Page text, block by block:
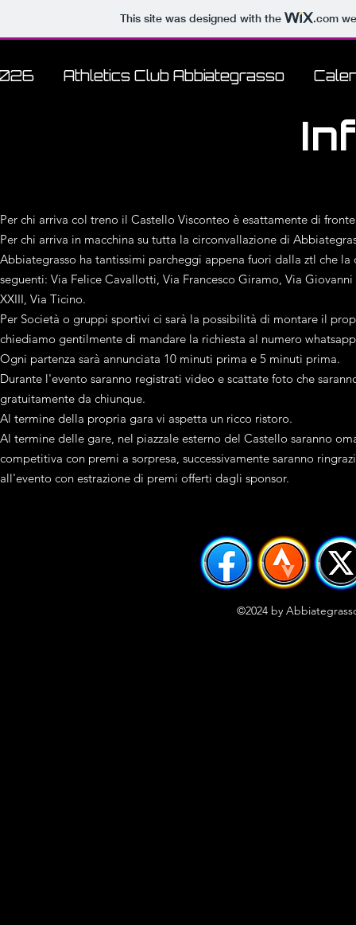
This site was designed with the .com
Athletics Club Abbiategrasso
Per chi arriva col treno il Castello Visconteo è esattamente di
Per chi arriva in macchina su tutta la circonvallazione di
Abbiategrasso ha tantissimi parcheggi appena fuori dalla ztl che
seguenti: Via Felice Cavallotti, Via Francesco Giramo, Via
XXIII, Via Ticino.
Per Società o gruppi sportivi ci sarà la possibilità di montare il
chiediamo gentilmente di mandare la richiesta al numero
Ogni partenza sarà annunciata 10 minuti prima e 5 minuti prima.
Durante l'evento saranno registrati video e scattate foto che
gratuitamente da chiunque.
Al termine della propria gara vi aspetta un ricco ristoro.
Al termine delle gare, nel piazzale esterno del Castello saranno
competitiva con premi a sorpresa, successivamente saranno
all'evento con estrazione di premi offerti dagli sponsor.
©2024 by